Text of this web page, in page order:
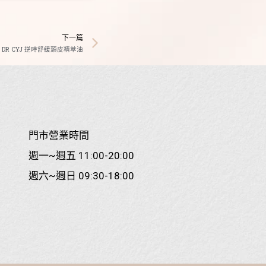
下一篇
CYJ 逆時舒緩頭皮精萃油
門市營業時間
週一~週五 11:00-20:00
週六~週日 09:30-18:00